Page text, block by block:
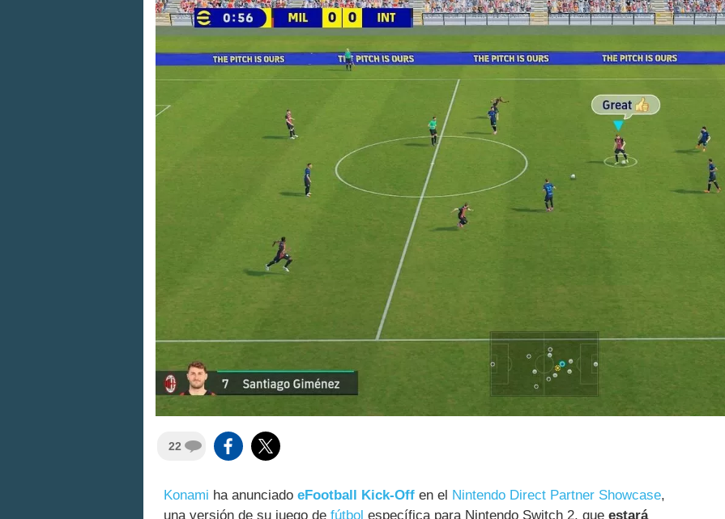
22
Konami ha anunciado eFootball Kick-Off en el Nintendo Direct Partner Showcase,
una versión de su juego de fútbol específica para Nintendo Switch 2, que estará